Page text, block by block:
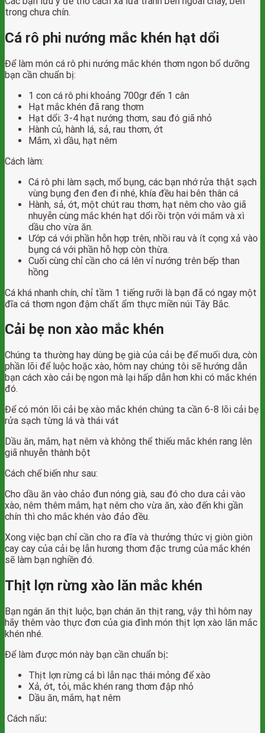
trong chưa chín.
Cá rô phi nướng mắc khén hạt dổi
Để làm món cá rô phi nướng mắc khén thơm ngon bổ dưỡng
bạn cần chuẩn bị:
1 con cá rô phi khoảng 700gr đến 1 cân
Hạt mắc khén đã rang thơm
Hạt dổi: 3-4 hạt nướng thơm, sau đó giã nhỏ
Hành củ, hành lá, sả, rau thơm, ớt
Mắm, xì dầu, hạt nêm
Cách làm:
Cá rô phi làm sạch, mổ bụng, các bạn nhớ rửa thật sạch
vùng bụng đen đen đi nhé, khía đều hai bên thân cá
Hành, sả, ớt, một chút rau thơm, hạt nêm cho vào giã
nhuyễn cùng mắc khén hạt dổi rồi trộn với mắm và xì
dầu cho vừa ăn.
Ướp cá với phần hỗn hợp trên, nhồi rau và ít cọng xả vào
bụng cá với phần hỗ hợp còn thừa.
Cuối cùng chỉ cần cho cá lên vỉ nướng trên bếp than
hồng
Cá khá nhanh chín, chỉ tầm 1 tiếng rưỡi là bạn đã có ngay một
đĩa cá thơm ngon đậm chất ẩm thực miền núi Tây Bắc.
Cải bẹ non xào mắc khén
Chúng ta thường hay dùng bẹ già của cải bẹ để muối dưa, còn
phần lõi để luộc hoặc xào, hôm nay chúng tôi sẽ hướng dẫn
bạn cách xào cải bẹ ngon mà lại hấp dẫn hơn khi có mắc khén
đó.
Để có món lõi cải bẹ xào mắc khén chúng ta cần 6-8 lõi cải bẹ
rửa sạch từng lá và thái vát
Dầu ăn, mắm, hạt nêm và không thể thiếu mắc khén rang lên
giã nhuyễn thành bột
Cách chế biến như sau:
Cho dầu ăn vào chảo đun nóng già, sau đó cho dưa cải vào
xào, nêm thêm mắm, hạt nêm cho vừa ăn, xào đến khi gần
chín thì cho mắc khén vào đảo đều.
Xong việc bạn chỉ cần cho ra đĩa và thưởng thức vị giòn giòn
cay cay của cải bẹ lẫn hương thơm đặc trưng của mắc khén
sẽ làm bạn nghiền đó.
Thịt lợn rừng xào lăn mắc khén
Bạn ngán ăn thịt luộc, bạn chán ăn thịt rang, vậy thì hôm nay
hãy thêm vào thực đơn của gia đình món thịt lợn xào lăn mắc
khén nhé.
Để làm được món này bạn cần chuẩn bị:
Thịt lợn rừng cả bì lẫn nạc thái mỏng để xào
Xả, ớt, tỏi, mắc khén rang thơm đập nhỏ
Dầu ăn, mắm, hạt nêm
Cách nấu: